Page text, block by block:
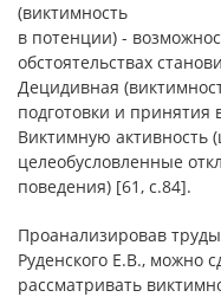
(виктимность
в потенции) -
обстоятельствах
Децидивная
подготовки и принятия
Виктимную активность
целеобусловленные
поведения) [61, c.84].
Проанализировав
Руденского Е.В., можно
рассматривать